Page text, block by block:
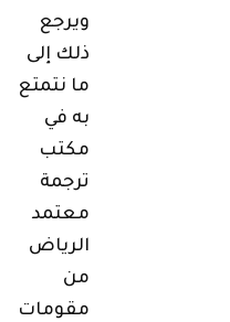
ويرجع
ذلك إلى
ما نتمتع
به في
مكتب
ترجمة
معتمد
الرياض
من
مقومات